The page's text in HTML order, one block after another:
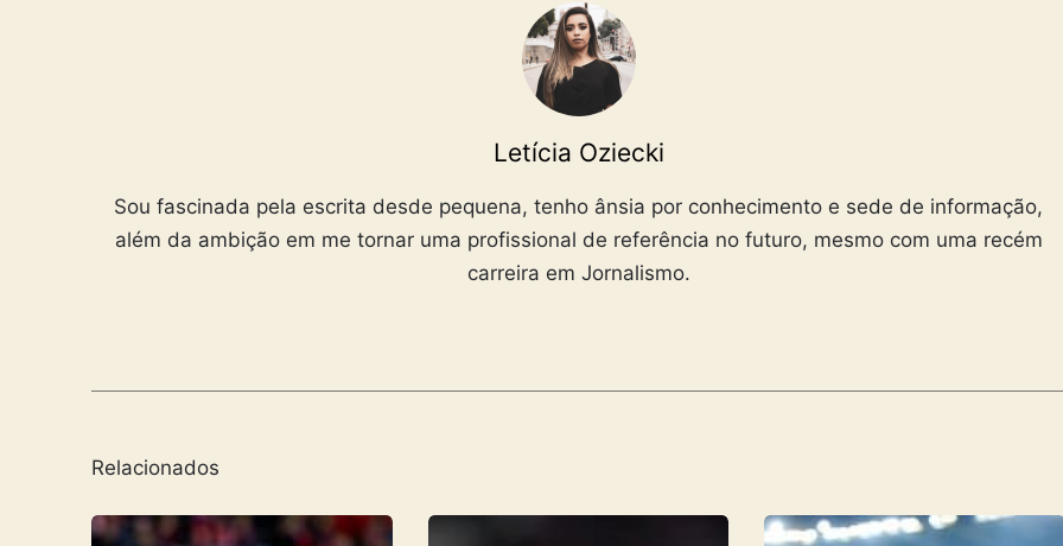
Letícia Oziecki
Sou fascinada pela escrita desde pequena, tenho ânsia por conhecimento e sede de informação,
além da ambição em me tornar uma profissional de referência no futuro, mesmo com uma recém
carreira em Jornalismo.
Relacionados